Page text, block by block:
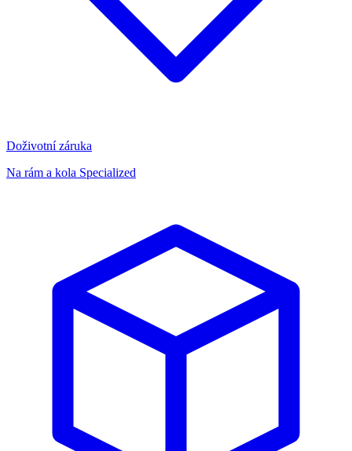
Doživotní záruka
Na rám a kola Specialized